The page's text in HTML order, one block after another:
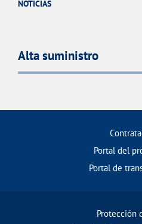
NOTICIAS
Alta suministro
Portal del
Portal de
Protección